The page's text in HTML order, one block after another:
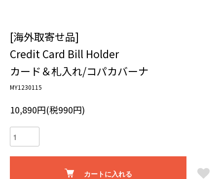
[海外取寄せ品]
Credit Card Bill Holder
カード＆札入れ/コパカバーナ
MY1230115
10,890円(税990円)
カートに入れる